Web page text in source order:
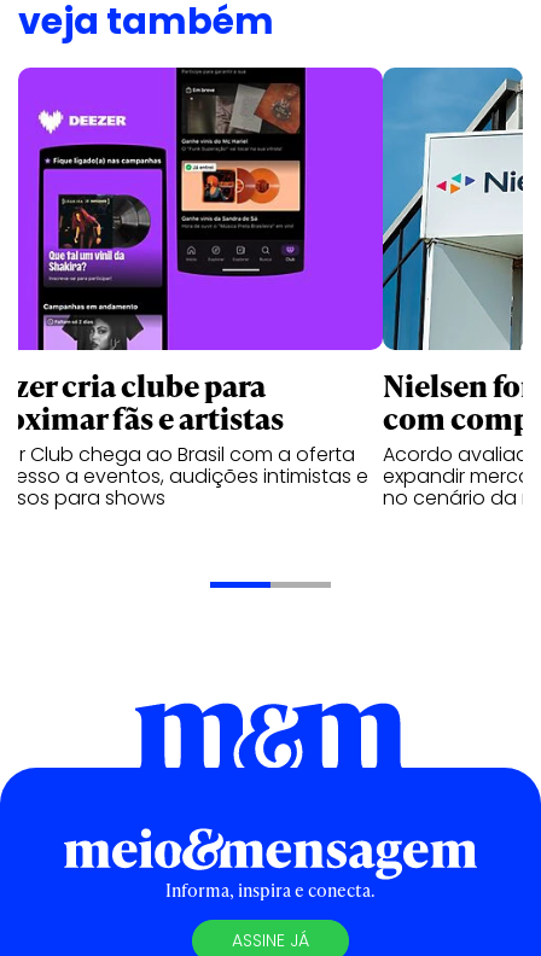
veja também
cria clube para
fãs e artistas
Club chega ao Brasil com a oferta
a eventos, audições intimistas e
para shows
Nielsen
com
Acordo
expandir
no cenário da
Informa, inspira e conecta.
ASSINE JÁ